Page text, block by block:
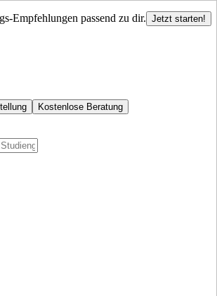
Empfehlungen passend zu dir. Jetzt starten!
Kostenlose Beratung